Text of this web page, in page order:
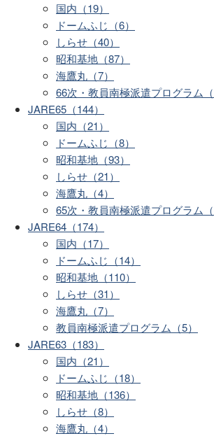
国内（19）
ドームふじ（6）
しらせ（40）
昭和基地（87）
海鷹丸（7）
66次・教員南極派遣プログラム（
JARE65（144）
国内（21）
ドームふじ（8）
昭和基地（93）
しらせ（21）
海鷹丸（4）
65次・教員南極派遣プログラム（
JARE64（174）
国内（17）
ドームふじ（14）
昭和基地（110）
しらせ（31）
海鷹丸（7）
教員南極派遣プログラム（5）
JARE63（183）
国内（21）
ドームふじ（18）
昭和基地（136）
しらせ（8）
海鷹丸（4）